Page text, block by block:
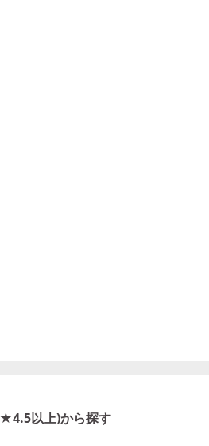
以上)から探す